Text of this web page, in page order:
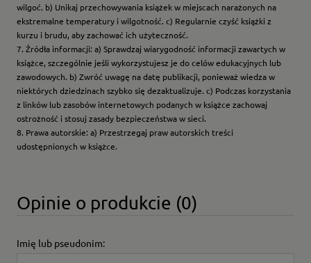
wilgoć. b) Unikaj przechowywania książek w miejscach narażonych na
ekstremalne temperatury i wilgotność. c) Regularnie czyść książki z
kurzu i brudu, aby zachować ich użyteczność.
7. Źródła informacji: a) Sprawdzaj wiarygodność informacji zawartych w
książce, szczególnie jeśli wykorzystujesz je do celów edukacyjnych lub
zawodowych. b) Zwróć uwagę na datę publikacji, ponieważ wiedza w
niektórych dziedzinach szybko się dezaktualizuje. c) Podczas korzystania
z linków lub zasobów internetowych podanych w książce zachowaj
ostrożność i stosuj zasady bezpieczeństwa w sieci.
8. Prawa autorskie: a) Przestrzegaj praw autorskich treści
udostępnionych w książce.
Opinie o produkcie (0)
Imię lub pseudonim: